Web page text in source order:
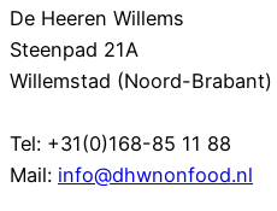
De Heeren Willems
Steenpad 21A
Willemstad (Noord-Brabant)
Tel: +31(0)168-85 11 88
Mail: info@dhwnonfood.nl